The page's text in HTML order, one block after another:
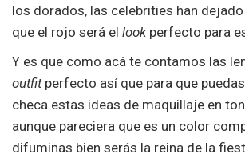
los dorados, las celebrities han
que el rojo será el lookperfecto para
Y es que como acá te contamos las
outfitperfecto así que para que
checa estas ideas de maquillaje en
aunque pareciera que es un color
difuminas bien serás la reina de la